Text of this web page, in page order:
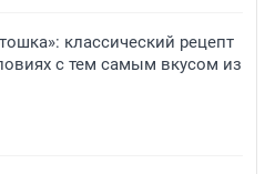
классический рецепт
с тем самым вкусом из